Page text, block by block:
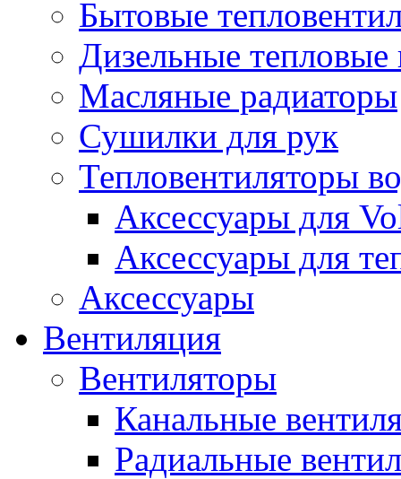
Бытовые
Дизельные
Масляные радиаторы
Сушилки для рук
Тепловентиляторы
Аксессуары для
Аксессуары для
Аксессуары
Вентиляция
Вентиляторы
Канальные
Радиальные